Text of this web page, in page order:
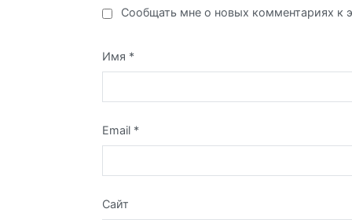
Сообщать мне о новых комментариях к
Имя *
Email *
Сайт